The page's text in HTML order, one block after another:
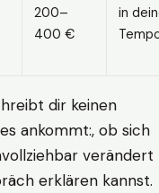
200–
400 €
in
dir keinen
ankommt:, ob sich
verändert
erklären kannst.